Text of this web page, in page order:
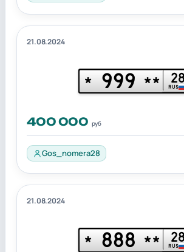
21.08.2024
* 999 ** RUS
400 000 руб
Gos_nomera28
21.08.2024
* 888 ** RUS